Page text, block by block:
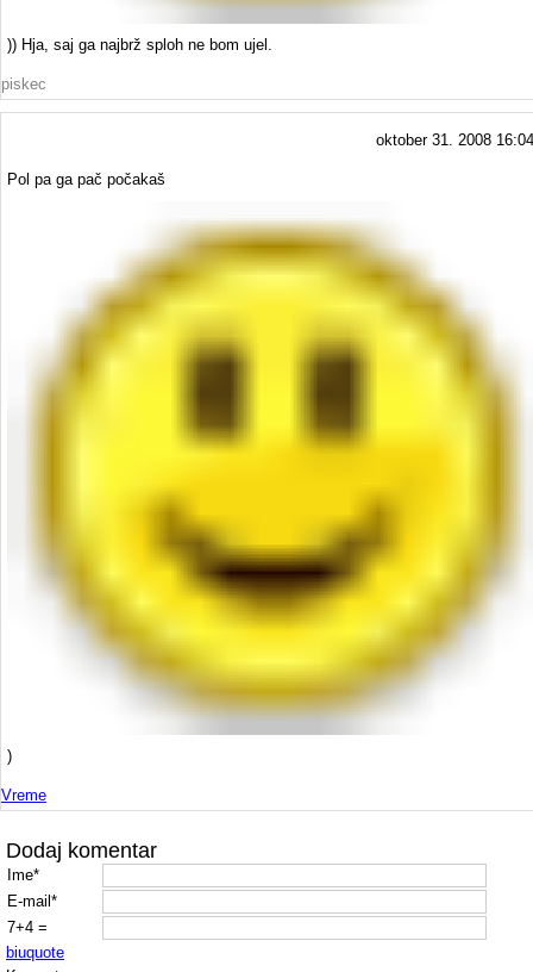
)) Hja, saj ga najbrž sploh ne bom ujel.
piskec
oktober 31. 2008 16:04
Pol pa ga pač počakaš
)
Vreme
Dodaj komentar
Ime*
E-mail*
7+4 =
biuquote